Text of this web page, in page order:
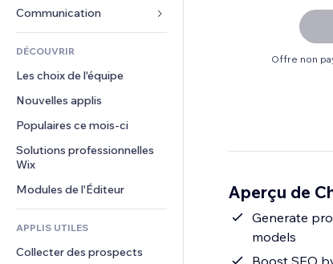
Classement de sites
E-mail
Comptabilité
Coupons et fidélisation
Solutions d'entreposage
Financement participatif
Alimentation et boissons
Restaurants
Immobilier
Réservations
Musique
Podcasts
Photographie
Vidéo
PDF
Partage de fichiers
Actualités
Services de contenu
Effets de texte
Cartes et navigation
Confidentialité
Horloge
Modèles de pages
Effets sur images
Boutons et menus
Bannières et badges
Calculateurs
Rechercher
Formulaires
Sondages
Chat
Commentaires
Téléphone
Communauté
Avis et commentaires
DÉCOUVRIR
Les choix de l'équipe
Nouvelles applis
Populaires ce mois‑ci
Solutions professionnelles
Wix
Modules de l'Éditeur
APPLIS UTILES
Collecter des prospects
Offre non
Aperçu de
Generate
models